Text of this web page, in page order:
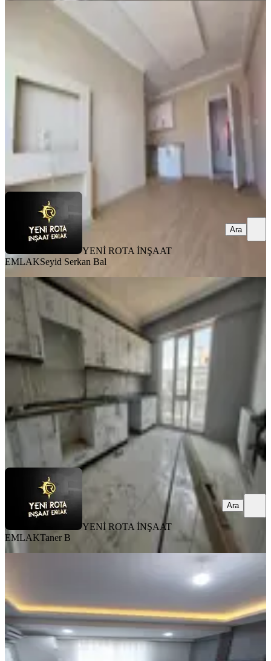
MANZARALI
Sgk Civarı - Yatırımlık - Uygun -
Masrafsız Satılık 1+1 Daire
Dulkadiroğlu, Mehmet Akif Mahallesi
2. Kat 31.07.2026
1.075.000 ₺
YENİ ROTA İNŞAAT EMLAK Seyid Serkan Bal
YENİ ROTA İNŞAAT
EMLAKSeyid Serkan Bal
Ara
SIFIR BİNA
Yeni Rota'dan Aslanbey Mh. Satılık
2+1 Daire
Dulkadiroğlu, Aslan Bey Mahallesi
95 m² ·4. Kat
2.950.000 ₺
YENİ ROTA İNŞAAT EMLAKTaner B
YENİ ROTA İNŞAAT
EMLAKTaner B
Ara
Yeni Rota Emlaktan Yeni Yapı 2+0
Dulkadiroğlu, Bahçeli Evler Mahallesi
2+0·65 m²·1. Kat·31.07.2026